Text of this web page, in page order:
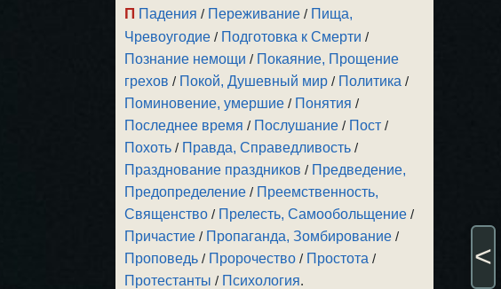
П Падения / Переживание / Пища,
Чревоугодие / Подготовка к Смерти /
Познание немощи / Покаяние, Прощение
грехов / Покой, Душевный мир / Политика /
Поминовение, умершие / Понятия /
Последнее время / Послушание / Пост /
Похоть / Правда, Справедливость /
Празднование праздников / Предведение,
Предопределение / Преемственность,
Священство / Прелесть, Самообольщение /
Причастие / Пропаганда, Зомбирование /
Проповедь / Пророчество / Простота /
Протестанты / Психология.
<